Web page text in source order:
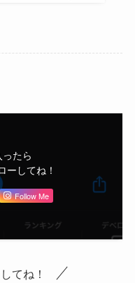
たら
してね！
Follow Me
てね！